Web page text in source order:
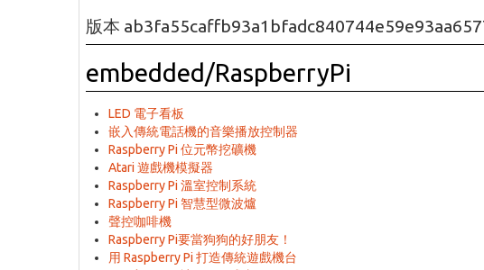
版本
embedded/RaspberryPi
LED 電子看板
嵌入傳統電話機的音樂播放控制器
Raspberry Pi 位元幣挖礦機
Atari 遊戲機模擬器
Raspberry Pi 溫室控制系統
Raspberry Pi 智慧型微波爐
聲控咖啡機
Raspberry Pi要當狗狗的好朋友！
用 Raspberry Pi 打造傳統遊戲機台